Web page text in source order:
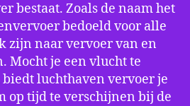
bestaat. Zoals de naam het
bedoeld voor alle
zijn naar vervoer van en
Mocht je een vlucht te
luchthaven vervoer je
op tijd te verschijnen bij de